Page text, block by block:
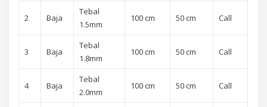
2 Baja
Tebal
1.5mm
100 cm 50 cm Call
3 Baja
Tebal
1.8mm
100 cm 50 cm Call
4 Baja
Tebal
2.0mm
100 cm 50 cm Call